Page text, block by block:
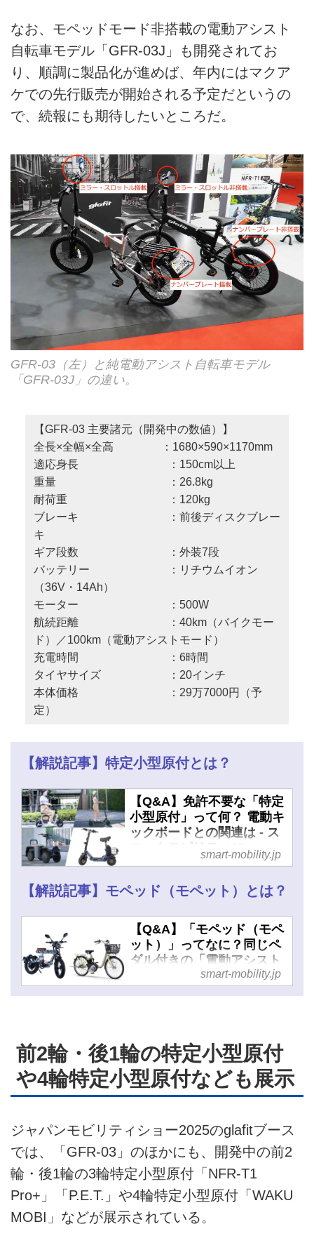
なお、モペッドモード非搭載の電動アシスト
自転車モデル「GFR-03J」も開発されてお
り、順調に製品化が進めば、年内にはマクア
ケでの先行販売が開始される予定だというの
で、続報にも期待したいところだ。
GFR-03（左）と純電動アシスト自転車モデル
「GFR-03J」の違い。
【GFR-03 主要諸元（開発中の数値）】
全長×全幅×全高 ：1680×590×1170mm
適応身長 ：150cm以上
重量 ：26.8kg
耐荷重 ：120kg
ブレーキ ：前後ディスクブレー
キ
ギア段数 ：外装7段
バッテリー ：リチウムイオン
（36V・14Ah）
モーター ：500W
航続距離 ：40km（バイクモー
ド）／100km（電動アシストモード）
充電時間 ：6時間
タイヤサイズ ：20インチ
本体価格 ：29万7000円（予
定）
【解説記事】特定小型原付とは？
【Q&A】免許不要な「特定
小型原付」って何？ 電動キ
ックボードとの関連は - ス
マートモビリティJPsmart-mobility.jp
【解説記事】モペッド（モペット）とは？
【Q&A】「モペッド（モペ
ット）」ってなに？同じペ
ダル付きの「電動アシスト
自転車」との違いを徹底解
説！ - スマートモビリティ
smart-mobility.jp
前2輪・後1輪の特定小型原付
や4輪特定小型原付なども展示
ジャパンモビリティショー2025のglafitブース
では、「GFR-03」のほかにも、開発中の前2
輪・後1輪の3輪特定小型原付「NFR-T1
Pro+」「P.E.T.」や4輪特定小型原付「WAKU
MOBI」などが展示されている。